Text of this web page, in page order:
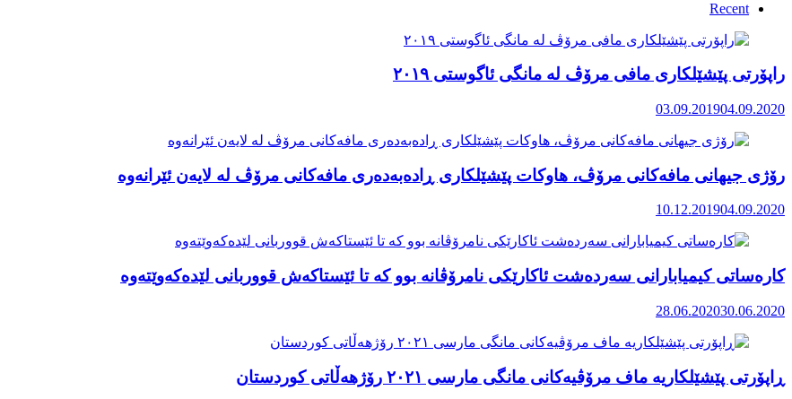
Recent
راپۆرتی پێشێلكاری مافی مرۆڤ له‌ مانگی ئاگوستی ٢٠١٩
03.09.201904.09.2020
رۆژی جیهانی مافەکانی مرۆڤ، هاوکات پێشێلکاری ڕادەبەدەری مافەکانی مرۆڤ لە لایەن ئێرانەوە
10.12.201904.09.2020
کارەساتی کیمیابارانی سەردەشت ئاکارێکی نامرۆڤانە بوو کە تا ئێستاکەش قووربانی لێدەکەوێتەوە
28.06.202030.06.2020
ڕاپۆرتی پێشێلکاریە ماف مرۆڤیەکانی مانگی مارسی ٢٠٢١ رۆژهەڵاتی کوردستان